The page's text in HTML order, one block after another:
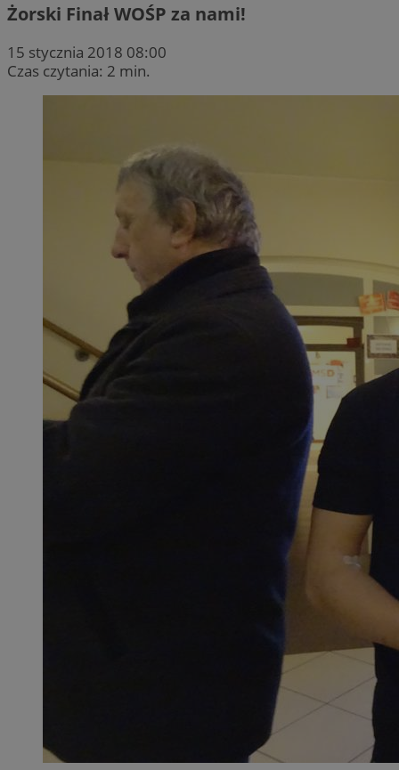
Żorski Finał WOŚP za nami!
15 stycznia 2018 08:00
Czas czytania: 2 min.